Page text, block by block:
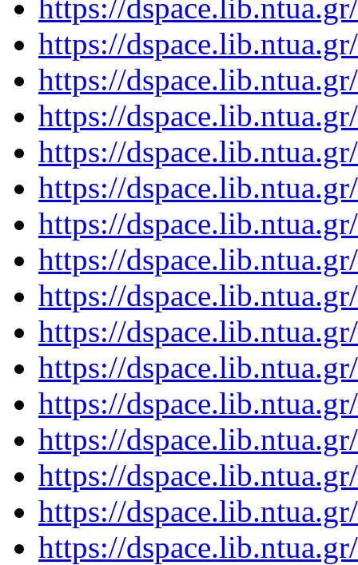
https://
https://
https://
https://
https://
https://
https://
https://
https://
https://
https://
https://
https://
https://
https://
https://